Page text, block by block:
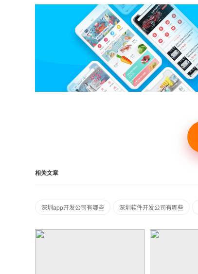
相关文章
深圳app开发公司有哪些 深圳软件开发公司有哪些